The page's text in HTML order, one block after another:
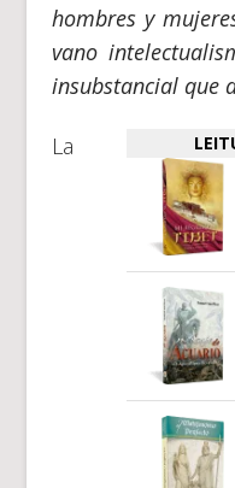
hombres y
vano
insubstancial que
La